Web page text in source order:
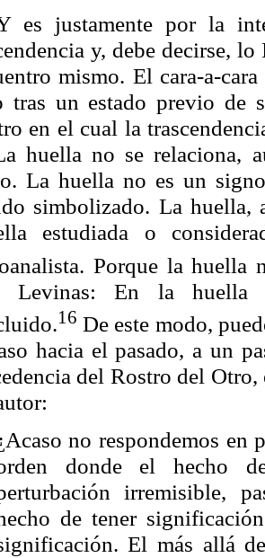
es justamente por la
y, debe decirse,
mismo. El cara-a-
tras un estado previo de
en el cual la
huella no se relaciona,
La huella no es un
simbolizado. La
estudiada o
Porque la huella
Levinas: En la huella
16 De este modo,
hacia el pasado, a un
del Rostro del
no respondemos
donde el hecho
irremisible,
de tener
El más allá